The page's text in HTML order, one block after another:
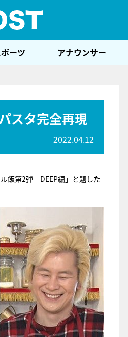
ーツ アナウンサー
スタ完全再現
2022.04.12
飯第2弾 DEEP編」と題した
アイ＝ラブ！げーみんぐ』＝LOV
齋藤樹愛羅＆佐々木舞香SPインタ
ビュー